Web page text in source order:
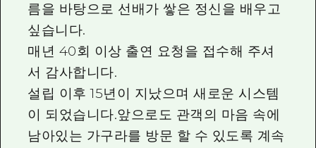
름을 바탕으로 선배가 쌓은 정신을 배우고
싶습니다.
매년 40회 이상 출연 요청을 접수해 주셔
서 감사합니다.
설립 이후 15년이 지났으며 새로운 시스템
이 되었습니다.앞으로도 관객의 마음 속에
남아있는 가구라를 방문 할 수 있도록 계속